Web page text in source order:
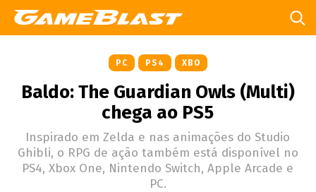
PC PS4 XBO
Baldo: The Guardian Owls (Multi)
chega ao PS5
Inspirado em Zelda e nas animações do Studio
Ghibli, o RPG de ação também está disponível no
PS4, Xbox One, Nintendo Switch, Apple Arcade e
PC.